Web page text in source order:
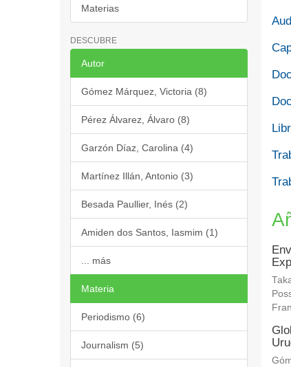
Materias
DESCUBRE
Autor
Gómez Márquez, Victoria (8)
Pérez Álvarez, Álvaro (8)
Garzón Díaz, Carolina (4)
Martínez Illán, Antonio (3)
Besada Paullier, Inés (2)
Amiden dos Santos, Iasmim (1)
... más
Materia
Periodismo (6)
Journalism (5)